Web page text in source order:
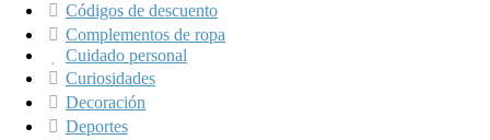
Códigos de descuento
Complementos de ropa
Cuidado personal
Curiosidades
Decoración
Deportes